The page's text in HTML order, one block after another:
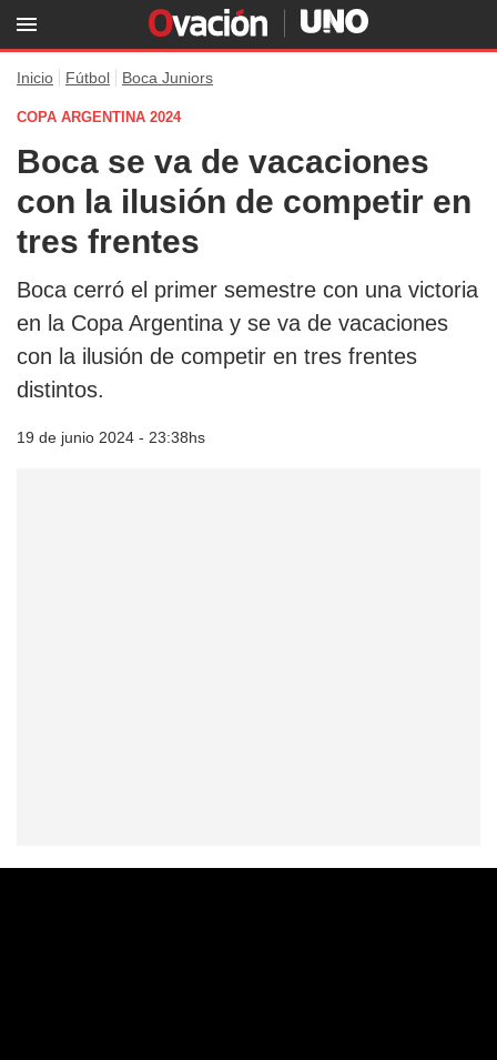
Inicio Fútbol Boca Juniors
COPA ARGENTINA 2024
Boca se va de vacaciones
con la ilusión de competir en
tres frentes
Boca cerró el primer semestre con una victoria
en la Copa Argentina y se va de vacaciones
con la ilusión de competir en tres frentes
distintos.
19 de junio 2024 - 23:38hs